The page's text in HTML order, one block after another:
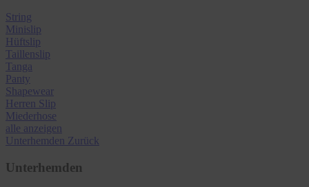
String
Minislip
Hüftslip
Taillenslip
Tanga
Panty
Shapewear
Herren Slip
Miederhose
alle anzeigen
Unterhemden Zurück
Unterhemden